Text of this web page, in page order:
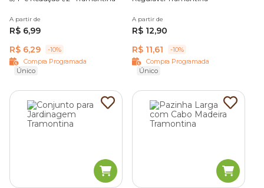
A partir de
R$ 6,99
R$ 6,29
-10%
Compra Programada
Único
A partir de
R$ 12,90
R$ 11,61
-10%
Compra Programada
Único